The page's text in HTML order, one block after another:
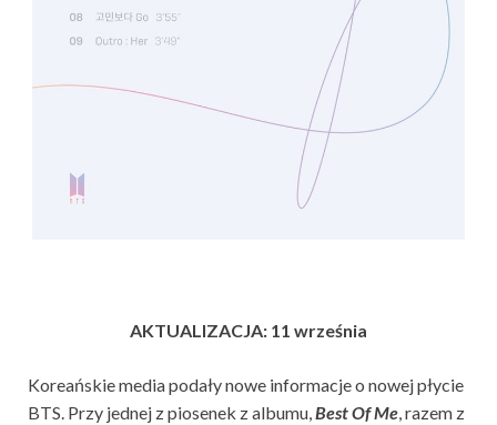
AKTUALIZACJA: 11 września
Koreańskie media podały nowe informacje o nowej płycie
BTS. Przy jednej z piosenek z albumu,Best Of Me, razem z